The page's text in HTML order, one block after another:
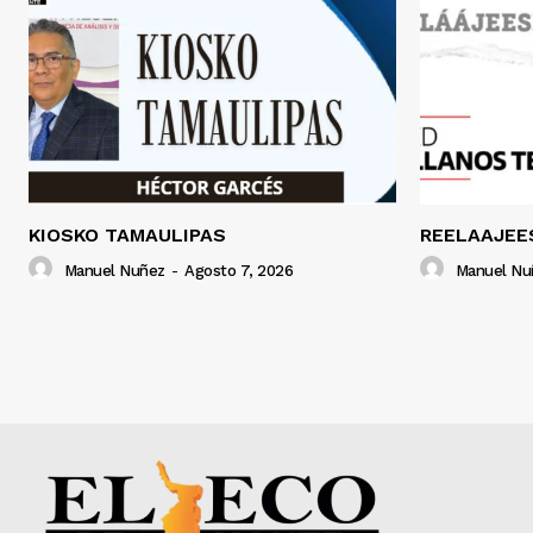
KIOSKO TAMAULIPAS
Manuel Nuñez - Agosto 7, 2026 Manuel